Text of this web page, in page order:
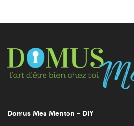
Domus Mea Menton - DIY